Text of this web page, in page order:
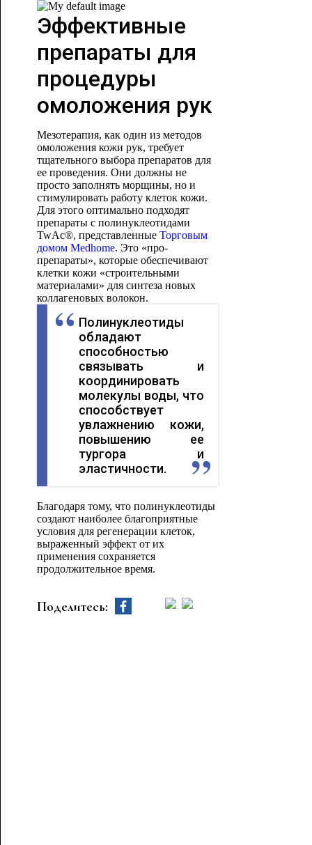
Эффективные
препараты для
процедуры
омоложения рук
Мезотерапия, как один из методов
омоложения кожи рук, требует
тщательного выбора препаратов для
ее проведения. Они должны не
просто заполнять морщины, но и
стимулировать работу клеток кожи.
Для этого оптимально подходят
препараты с полинуклеотидами
TwAc®, представленные Торговым
домом Medhome. Это «про-
препараты», которые обеспечивают
клетки кожи «строительными
материалами» для синтеза новых
коллагеновых волокон.
Полинуклеотиды
обладают
способностью
связывать и
координировать
молекулы воды, что
способствует
увлажнению кожи,
повышению ее
тургора и
эластичности.
Благодаря тому, что полинуклеотиды
создают наиболее благоприятные
условия для регенерации клеток,
выраженный эффект от их
применения сохраняется
продолжительное время.
Поделитесь: